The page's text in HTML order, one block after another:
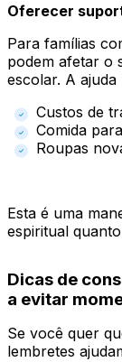
Oferecer
Para famílias
podem afetar o
escolar. A
Custos de
Comida
Roupas
Esta é uma
espiritual
Dicas de
a evitar
Se você quer
lembretes